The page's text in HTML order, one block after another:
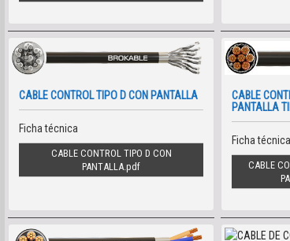
CABLE CONTROL TIPO D CON PANTALLA
Ficha técnica
CABLE CONTROL TIPO D CON
PANTALLA
CABLE
PANTALLA
Ficha técnica
CABLE